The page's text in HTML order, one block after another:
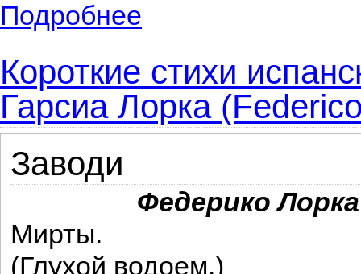
Подробнее
Короткие стихи
Гарсиа Лорка
Заводи
Федерико Лорка
Мирты.
(Глухой водоем.)